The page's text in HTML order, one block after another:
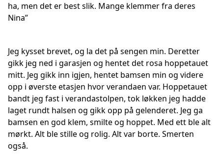
ha, men det er best slik. Mange klemmer fra deres
Nina”
Jeg kysset brevet, og la det på sengen min. Deretter
gikk jeg ned i garasjen og hentet det rosa hoppetauet
mitt. Jeg gikk inn igjen, hentet bamsen min og videre
opp i øverste etasjen hvor verandaen var. Hoppetauet
bandt jeg fast i verandastolpen, tok løkken jeg hadde
laget rundt halsen og gikk opp på gelenderet. Jeg ga
bamsen en god klem, smilte og hoppet. Med ett ble alt
mørkt. Alt ble stille og rolig. Alt var borte. Smerten
også.